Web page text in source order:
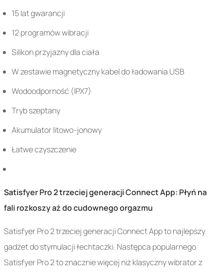
15 lat gwarancji
12 programów wibracji
Silikon przyjazny dla ciała
W zestawie magnetyczny kabel do ładowania USB
Wodoodporność (IPX7)
Tryb szeptany
Akumulator litowo-jonowy
Łatwe czyszczenie
Satisfyer Pro 2 trzeciej generacji Connect App: Płyń na
fali rozkoszy aż do cudownego orgazmu
Satisfyer Pro 2 trzeciej generacji Connect App to najlepszy
gadżet do stymulacji łechtaczki. Następca popularnego
Satisfyer Pro 2 to znacznie więcej niż klasyczny wibrator z